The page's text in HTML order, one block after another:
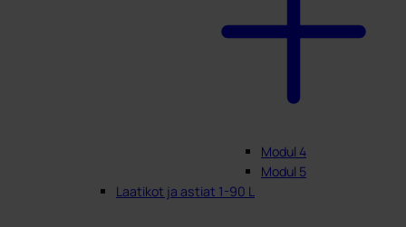
Modul 4
Modul 5
Laatikot ja astiat 1-90 L